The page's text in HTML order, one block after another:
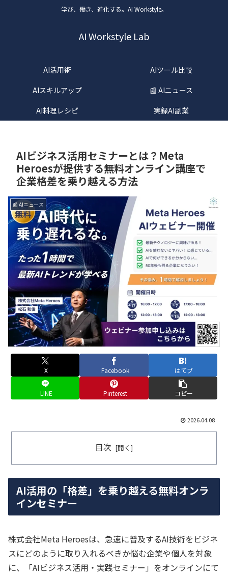
学び、働き、進化する。AI Workstyle。
AI Workstyle Lab
AI活用術
AIツール比較
AIスキルアップ
📰 AIニュース
AI料理レシピ
実録AI副業
AIビジネス活用セミナーとは？Meta
Heroesが提供する無料オンライン講座で
企業格差を乗り越える方法
📰 AIニュース
X Facebook はてブ
LINE Pinterest コピー
2026.04.08
目次
AI活用の「格差」を乗り越える無料オンラ
インセミナー
株式会社Meta Heroesは、急速に普及するAI技術をビジネ
スにどのように取り入れるべきか悩む企業や個人を対象
に、「AIビジネス活用・実践セミナー」をオンラインにて